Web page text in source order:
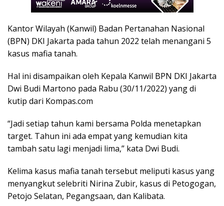
Kantor Wilayah (Kanwil) Badan Pertanahan Nasional
(BPN) DKI Jakarta pada tahun 2022 telah menangani 5
kasus mafia tanah.
Hal ini disampaikan oleh Kepala Kanwil BPN DKI Jakarta
Dwi Budi Martono pada Rabu (30/11/2022) yang di
kutip dari Kompas.com
“Jadi setiap tahun kami bersama Polda menetapkan
target. Tahun ini ada empat yang kemudian kita
tambah satu lagi menjadi lima,” kata Dwi Budi.
Kelima kasus mafia tanah tersebut meliputi kasus yang
menyangkut selebriti Nirina Zubir, kasus di Petogogan,
Petojo Selatan, Pegangsaan, dan Kalibata.